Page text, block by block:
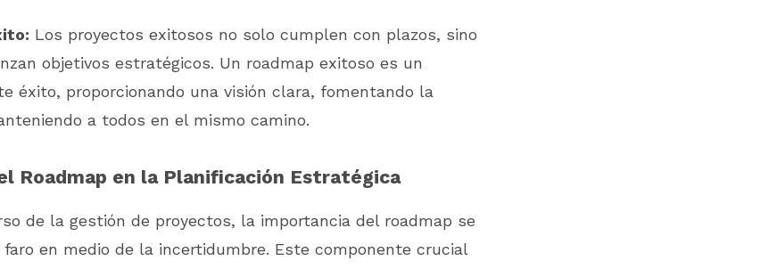
Los proyectos exitosos no solo cumplen con plazos, sino
objetivos estratégicos. Un roadmap exitoso es un
éxito, proporcionando una visión clara, fomentando la
a todos en el mismo camino.
Roadmap en la Planificación Estratégica
de la gestión de proyectos, la importancia del roadmap se
en medio de la incertidumbre. Este componente crucial